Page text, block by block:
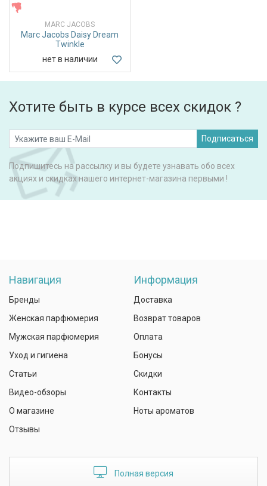
MARC JACOBS
Marc Jacobs Daisy Dream
Twinkle
нет в наличии
Хотите быть в курсе всех скидок ?
Подписаться
Подпишитесь на рассылку и вы будете узнавать обо всех
акциях и скидках нашего интернет-магазина первыми !
Навигация
Бренды
Женская парфюмерия
Мужская парфюмерия
Уход и гигиена
Статьи
Видео-обзоры
О магазине
Отзывы
Информация
Доставка
Возврат товаров
Оплата
Бонусы
Скидки
Контакты
Ноты ароматов
Полная версия